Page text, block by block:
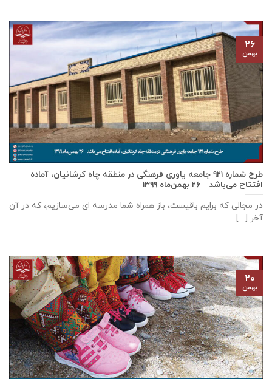
طرح شماره ۹۲۱ جامعه ياوری فرهنگی در منطقه چاه کرشانیان، آماده
افتتاح می‌باشد – ۲۶ بهمن‌ماه ۱۳۹۹
در مجالی که برایم باقیست، باز همراه شما مدرسه ای می‌سازیم، که در آن
آخر [...]
۲۶
بهمن
۲۰
بهمن